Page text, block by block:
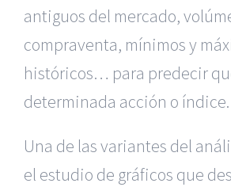
antiguos del mercado,
compraventa, mínimos y
históricos… para predecir
determinada acción o índice.
Una de las variantes del
el estudio de gráficos que